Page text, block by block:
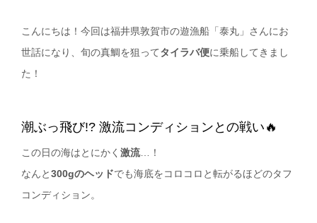
こんにちは！今回は福井県敦賀市の遊漁船「泰丸」さんにお
世話になり、旬の真鯛を狙ってタイラバ便に乗船してきまし
た！
潮ぶっ飛び!? 激流コンディションとの戦い🔥
この日の海はとにかく 激流…！
なんと300gのヘッドでも海底をコロコロと転がるほどのタフ
コンディション。